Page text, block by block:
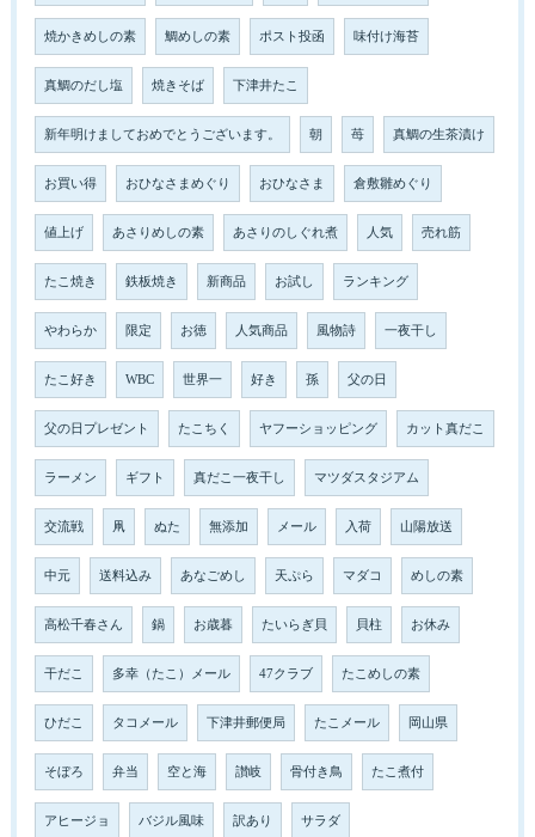
焼かきめしの素 鯛めしの素 ポスト投函 味付け海苔
真鯛のだし塩 焼きそば 下津井たこ
新年明けましておめでとうございます。 朝 苺 真鯛の生茶漬け
お買い得 おひなさまめぐり おひなさま 倉敷雛めぐり
値上げ あさりめしの素 あさりのしぐれ煮 人気 売れ筋
たこ焼き 鉄板焼き 新商品 お試し ランキング
やわらか 限定 お徳 人気商品 風物詩 一夜干し
たこ好き WBC 世界一 好き 孫 父の日
父の日プレゼント たこちく ヤフーショッピング カット真だこ
ラーメン ギフト 真だこ一夜干し マツダスタジアム
交流戦 凧 ぬた 無添加 メール 入荷 山陽放送
中元 送料込み あなごめし 天ぷら マダコ めしの素
高松千春さん 鍋 お歳暮 たいらぎ貝 貝柱 お休み
干だこ 多幸（たこ）メール 47クラブ たこめしの素
ひだこ タコメール 下津井郵便局 たこメール 岡山県
そぼろ 弁当 空と海 讃岐 骨付き鳥 たこ煮付
アヒージョ バジル風味 訳あり サラダ